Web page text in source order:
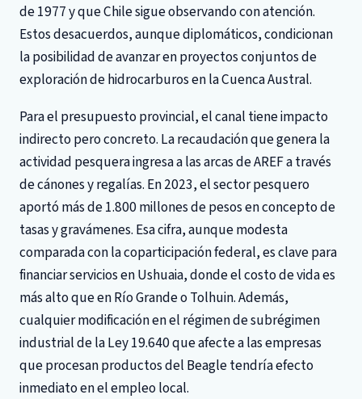
de 1977 y que Chile sigue observando con atención.
Estos desacuerdos, aunque diplomáticos, condicionan
la posibilidad de avanzar en proyectos conjuntos de
exploración de hidrocarburos en la Cuenca Austral.
Para el presupuesto provincial, el canal tiene impacto
indirecto pero concreto. La recaudación que genera la
actividad pesquera ingresa a las arcas de AREF a través
de cánones y regalías. En 2023, el sector pesquero
aportó más de 1.800 millones de pesos en concepto de
tasas y gravámenes. Esa cifra, aunque modesta
comparada con la coparticipación federal, es clave para
financiar servicios en Ushuaia, donde el costo de vida es
más alto que en Río Grande o Tolhuin. Además,
cualquier modificación en el régimen de subrégimen
industrial de la Ley 19.640 que afecte a las empresas
que procesan productos del Beagle tendría efecto
inmediato en el empleo local.